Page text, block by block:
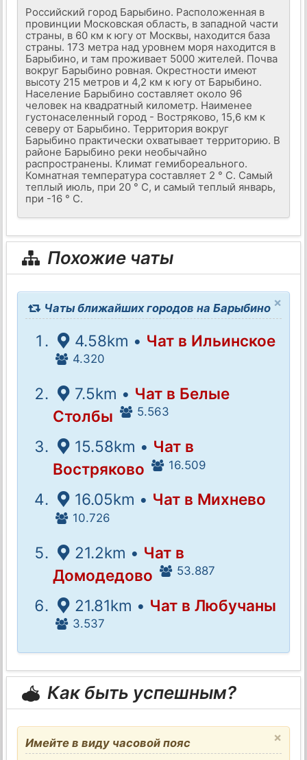
Российский город Барыбино. Расположенная в
провинции Московская область, в западной части
страны, в 60 км к югу от Москвы, находится база
страны. 173 метра над уровнем моря находится в
Барыбино, и там проживает 5000 жителей. Почва
вокруг Барыбино ровная. Окрестности имеют
высоту 215 метров и 4,2 км к югу от Барыбино.
Население Барыбино составляет около 96
человек на квадратный километр. Наименее
густонаселенный город - Востряково, 15,6 км к
северу от Барыбино. Территория вокруг
Барыбино практически охватывает территорию. В
районе Барыбино реки необычайно
распространены. Климат гемибореального.
Комнатная температура составляет 2 ° С. Самый
теплый июль, при 20 ° C, и самый теплый январь,
при -16 ° C.
Похожие чаты
×
Чаты ближайших городов на Барыбино
4.58km • Чат в Ильинское
4.320
7.5km • Чат в Белые
Столбы
5.563
15.58km • Чат в
Востряково
16.509
16.05km • Чат в Михнево
10.726
21.2km • Чат в
Домодедово
53.887
21.81km • Чат в Любучаны
3.537
Как быть успешным?
×
Имейте в виду часовой пояс